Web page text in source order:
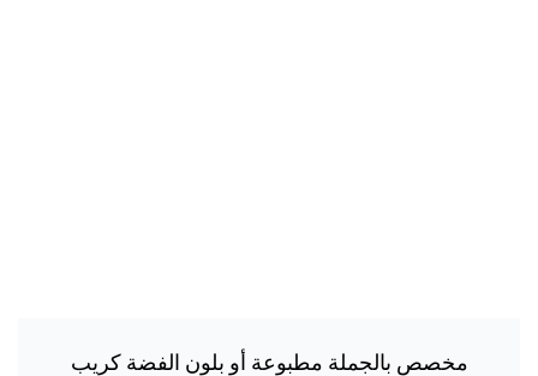
مخصص بالجملة مطبوعة أو بلون الفضة كريب